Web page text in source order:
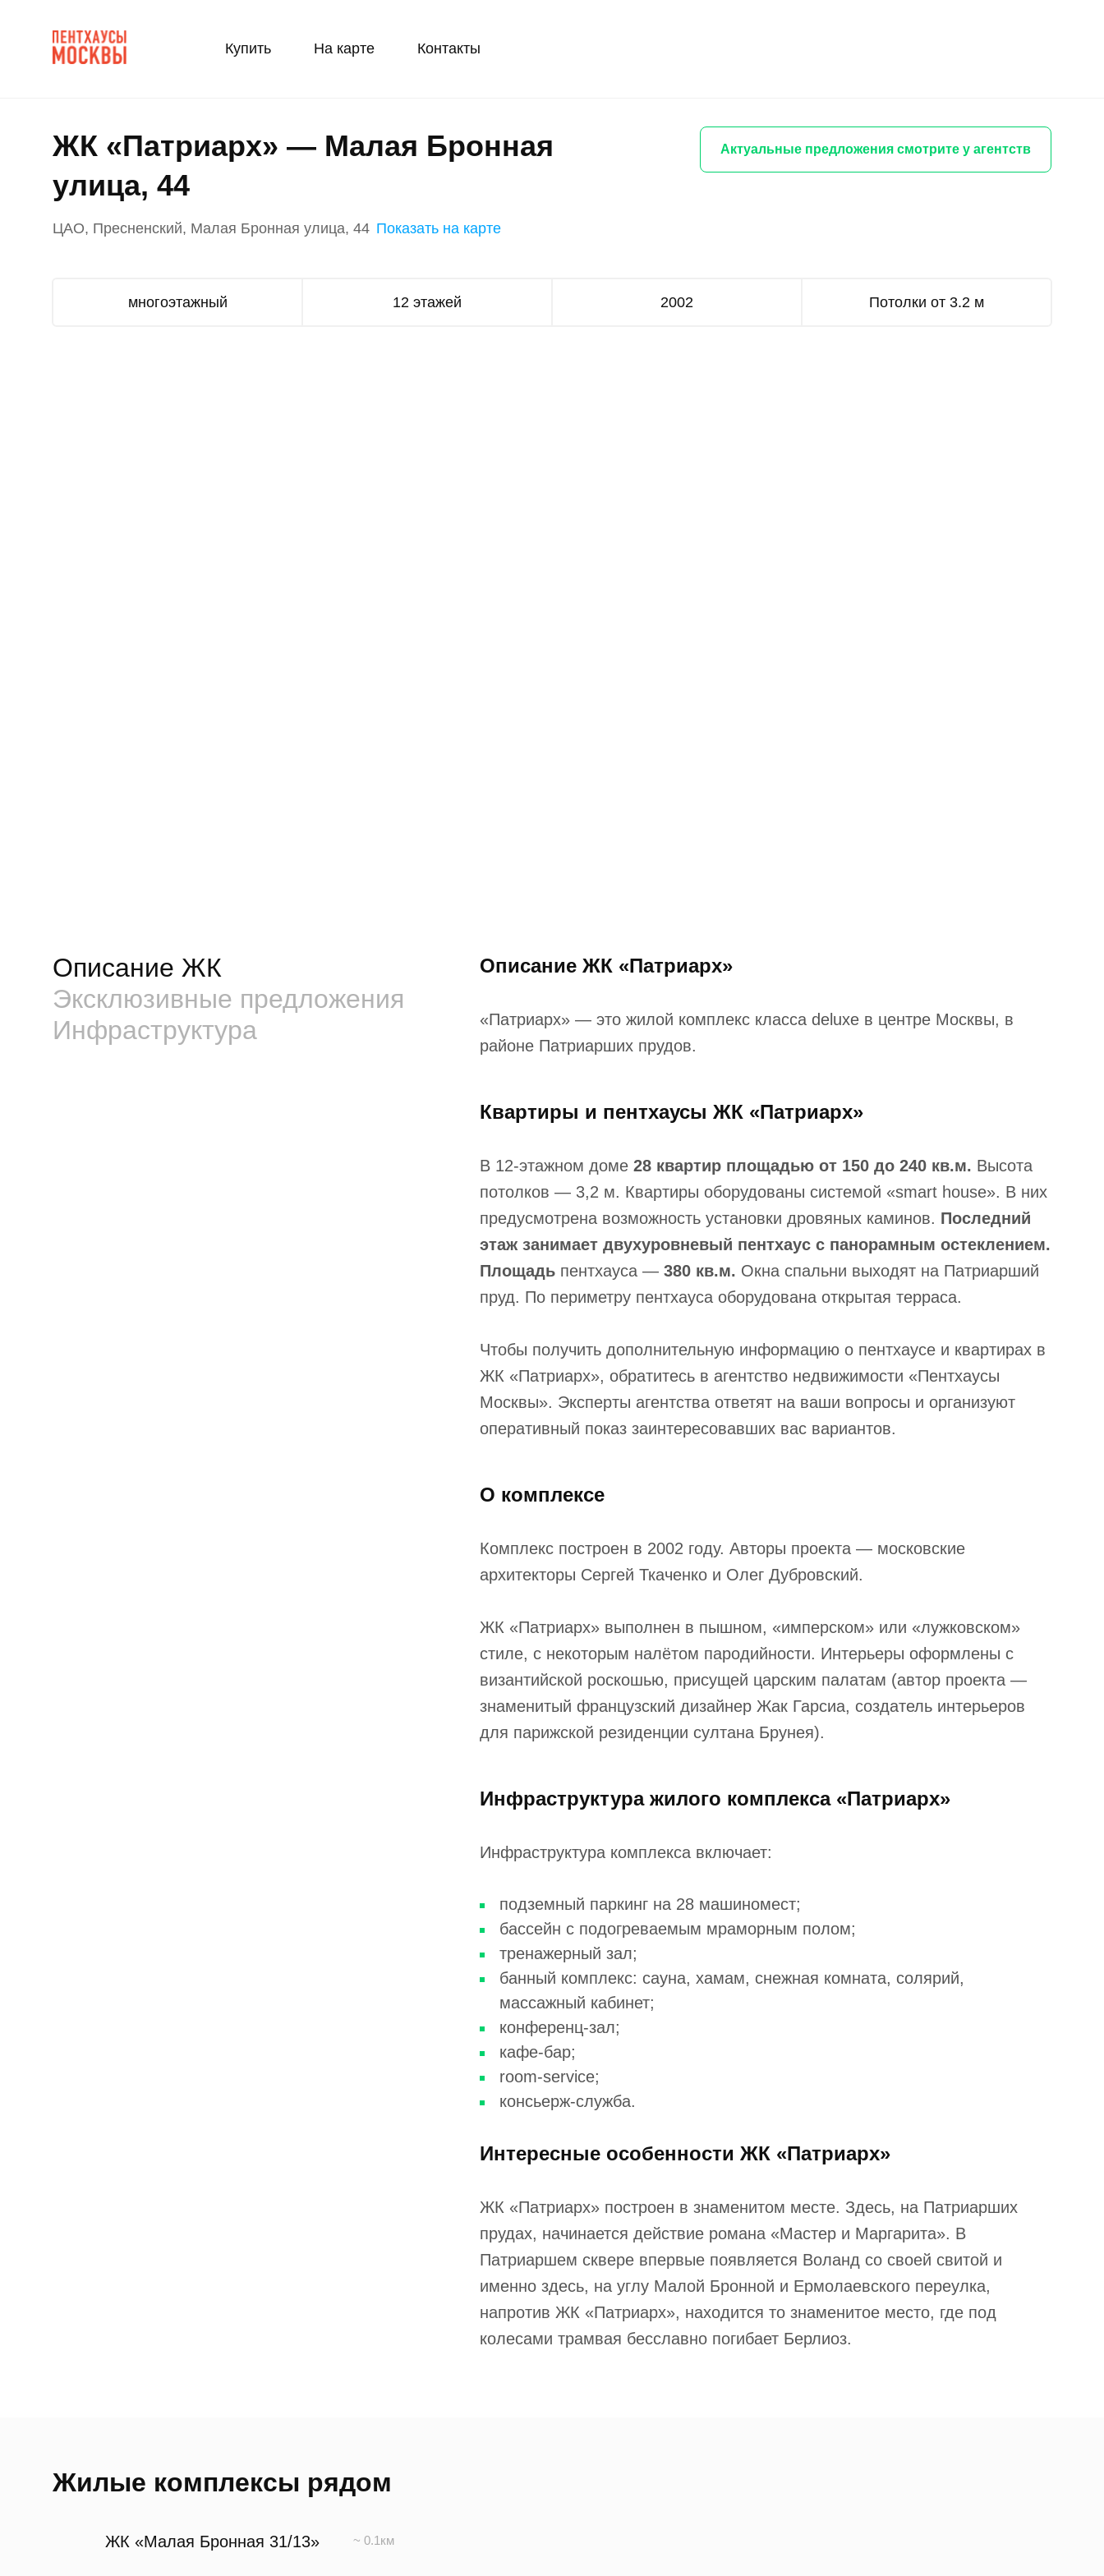
Купить На карте Контакты
ЖК «Патриарх» — Малая Бронная
улица, 44
ЦАО, Пресненский, Малая Бронная улица, 44 Показать на карте
Актуальные предложения смотрите у агентств
многоэтажный 12 этажей 2002 Потолки от 3.2 м
Описание ЖК
Эксклюзивные предложения
Инфраструктура
Описание ЖК «Патриарх»
«Патриарх» — это жилой комплекс класса deluxe в центре Москвы, в
районе Патриарших прудов.
Квартиры и пентхаусы ЖК «Патриарх»
В 12-этажном доме 28 квартир площадью от 150 до 240 кв.м. Высота
потолков — 3,2 м. Квартиры оборудованы системой «smart house». В них
предусмотрена возможность установки дровяных каминов. Последний
этаж занимает двухуровневый пентхаус с панорамным остеклением.
Площадь пентхауса — 380 кв.м. Окна спальни выходят на Патриарший
пруд. По периметру пентхауса оборудована открытая терраса.
Чтобы получить дополнительную информацию о пентхаусе и квартирах в
ЖК «Патриарх», обратитесь в агентство недвижимости «Пентхаусы
Москвы». Эксперты агентства ответят на ваши вопросы и организуют
оперативный показ заинтересовавших вас вариантов.
О комплексе
Комплекс построен в 2002 году. Авторы проекта — московские
архитекторы Сергей Ткаченко и Олег Дубровский.
ЖК «Патриарх» выполнен в пышном, «имперском» или «лужковском»
стиле, с некоторым налётом пародийности. Интерьеры оформлены с
византийской роскошью, присущей царским палатам (автор проекта —
знаменитый французский дизайнер Жак Гарсиа, создатель интерьеров
для парижской резиденции султана Брунея).
Инфраструктура жилого комплекса «Патриарх»
Инфраструктура комплекса включает:
подземный паркинг на 28 машиномест;
бассейн с подогреваемым мраморным полом;
тренажерный зал;
банный комплекс: сауна, хамам, снежная комната, солярий,
массажный кабинет;
конференц-зал;
кафе-бар;
room-service;
консьерж-служба.
Интересные особенности ЖК «Патриарх»
ЖК «Патриарх» построен в знаменитом месте. Здесь, на Патриарших
прудах, начинается действие романа «Мастер и Маргарита». В
Патриаршем сквере впервые появляется Воланд со своей свитой и
именно здесь, на углу Малой Бронной и Ермолаевского переулка,
напротив ЖК «Патриарх», находится то знаменитое место, где под
колесами трамвая бесславно погибает Берлиоз.
Жилые комплексы рядом
ЖК «Малая Бронная 31/13» ~ 0.1км